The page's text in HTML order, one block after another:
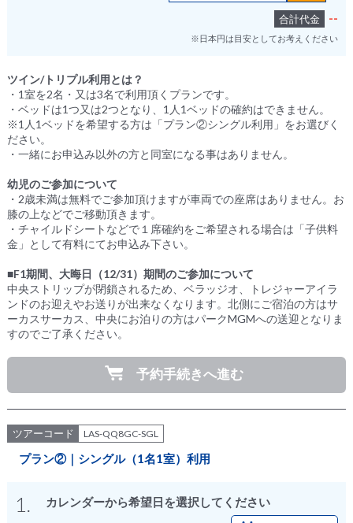
合計代金 --
※日本円は目安としてお考えください
ツイン/トリプル利用とは？
・1室を2名・又は3名で利用頂くプランです。
・ベッドは1つ又は2つとなり、1人1ベッドの確約はできません。
※1人1ベッドを希望する方は「プラン②シングル利用」をお選びく
ださい。
・一緒にお申込み以外の方と同室になる事はありません。
幼児のご参加について
・2歳未満は無料でご参加頂けますが車両での座席はありません。お
膝の上などでご移動頂きます。
・チャイルドシートなどで１席確約をご希望される場合は「子供料
金」として有料にてお申込み下さい。
■F1期間、大晦日（12/31）期間のご参加について
中央ストリップが閉鎖されるため、ベラッジオ、トレジャーアイラ
ンドのお迎えやお送りが出来なくなります。北側にご宿泊の方はサ
ーカスサーカス、中央にお泊りの方はパークMGMへの送迎となりま
すのでご了承ください。
予約手続きへ進む
ツアーコード LAS-QQ8GC-SGL
プラン②｜シングル（1名1室）利用
1. カレンダーから希望日を選択してください